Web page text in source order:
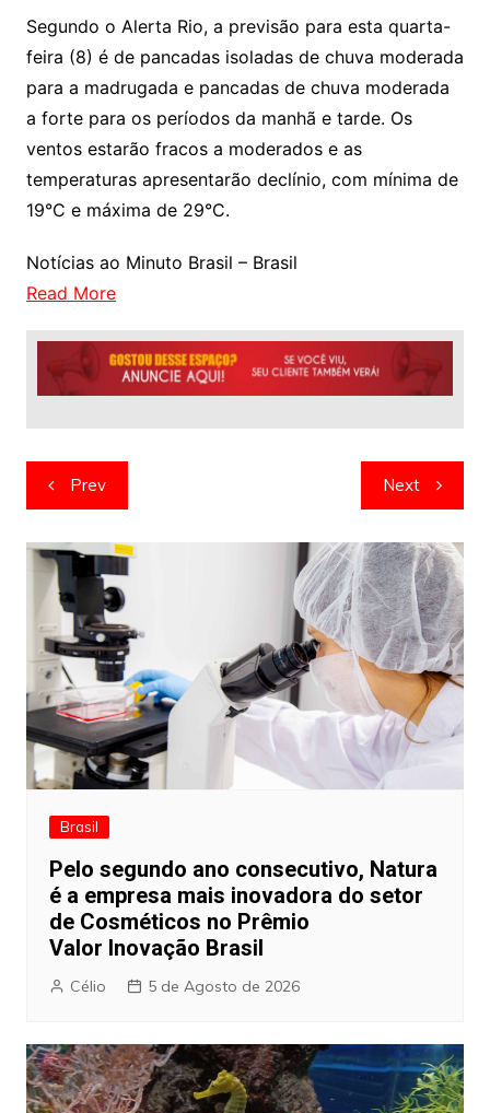
Segundo o Alerta Rio, a previsão para esta quarta-
feira (8) é de pancadas isoladas de chuva moderada
para a madrugada e pancadas de chuva moderada
a forte para os períodos da manhã e tarde. Os
ventos estarão fracos a moderados e as
temperaturas apresentarão declínio, com mínima de
19°C e máxima de 29°C.
Notícias ao Minuto Brasil – Brasil
Read More
Navegação
de
artigos
Prev Next
Brasil
Pelo segundo ano consecutivo, Natura
é a empresa mais inovadora do setor
de Cosméticos no Prêmio
Valor Inovação Brasil
Célio 5 de Agosto de 2026